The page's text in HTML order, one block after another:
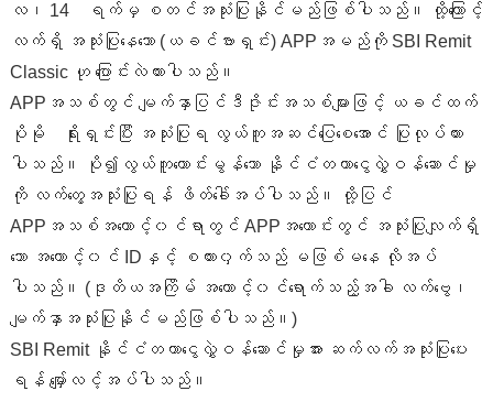
လ၊ 14 ရက်မှ စတင်အသုံးပြုနိုင်မည်ဖြစ်ပါသည်။ ထို့ကြောင့်
လက်ရှိ အသုံးပြုနေသော (ယခင်ဗားရှင်း) APPအမည်ကို SBI Remit
Classic ဟု ပြောင်းလဲထားပါသည်။
APPအသစ်တွင် မျက်နှာပြင်ဒီဇိုင်းအသစ်များဖြင့် ယခင်ထက်
ပိုမို ရိုးရှင်းပြီး အသုံးပြုရ လွယ်ကူအဆင်ပြေစေအောင် ပြုလုပ်ထား
ပါသည်။ ပို၍လွယ်ကူကောင်းမွန်သော နိုင်ငံတကာငွေလွှဲဝန်ဆောင်မှု
ကို လက်တွေ့အသုံးပြုရန် ဖိတ်ခေါ်အပ်ပါသည်။ ထို့ပြင်
APPအသစ်အကောင့်၀င်ရာတွင် APPအဟောင်းတွင် အသုံးပြုလျက်ရှိ
သော အကောင့်၀င် IDနှင့် စကား၀ှက်သည် မဖြစ်မနေ လိုအပ်
ပါသည်။ (ဒုတိယအကြိမ် အကောင့်၀င်ရောက်သည့်အခါ လက်ဗွေ၊
မျက်နှာအသုံးပြုနိုင်မည်ဖြစ်ပါသည်။)
SBI Remit နိုင်ငံတကာငွေလွှဲဝန်ဆောင်မှုအား ဆက်လက်အသုံးပြုပေး
ရန် မျှော်လင့်အပ်ပါသည်။